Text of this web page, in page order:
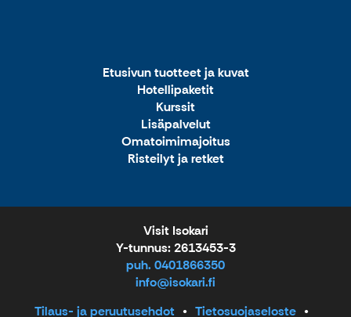
Etusivun tuotteet ja kuvat
Hotellipaketit
Kurssit
Lisäpalvelut
Omatoimimajoitus
Risteilyt ja retket
Visit Isokari
Y-tunnus: 2613453-3
puh. 0401866350
info@isokari.fi
Tilaus- ja peruutusehdot
Tietosuojaseloste